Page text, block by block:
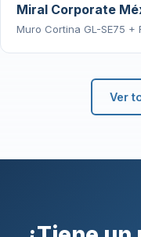
Miral Corporate
Muro Cortina GL-SE75 +
Ver